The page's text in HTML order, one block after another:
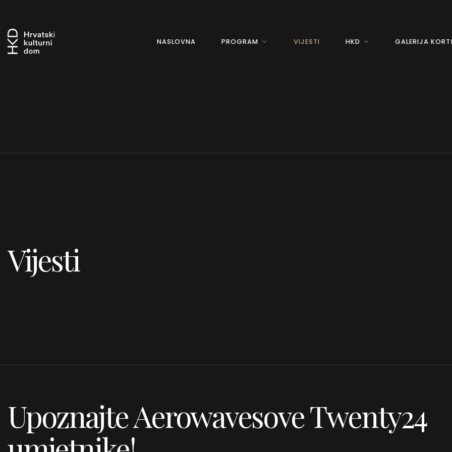
NASLOVNA PROGRAM VIJESTI HKD GALERIJA
Vijesti
Upoznajte Aerowavesove Twenty24